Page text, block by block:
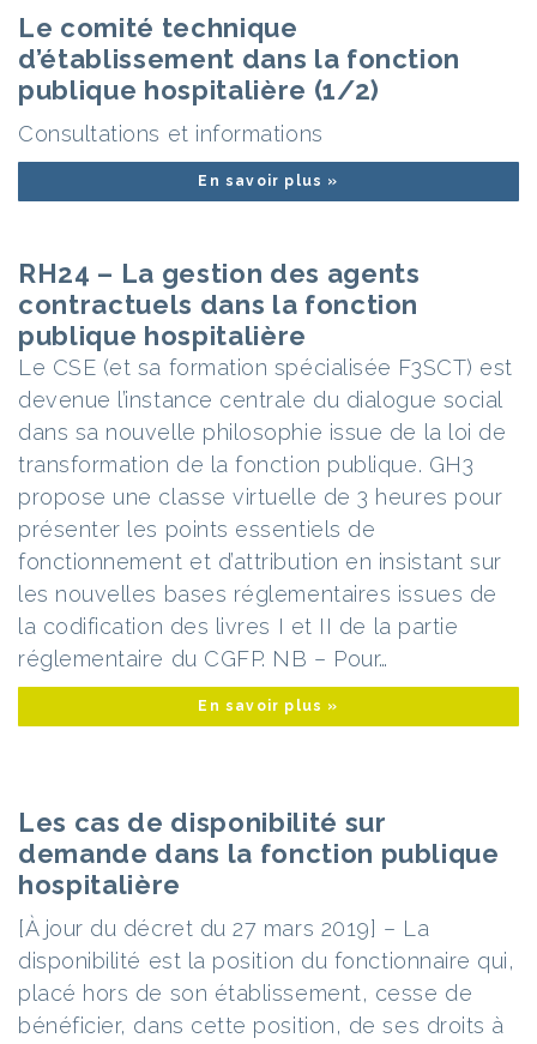
Le comité technique
d’établissement dans la fonction
publique hospitalière (1/2)
Consultations et informations
En savoir plus »
RH24 – La gestion des agents
contractuels dans la fonction
publique hospitalière
Le CSE (et sa formation spécialisée F3SCT) est
devenue l’instance centrale du dialogue social
dans sa nouvelle philosophie issue de la loi de
transformation de la fonction publique. GH3
propose une classe virtuelle de 3 heures pour
présenter les points essentiels de
fonctionnement et d’attribution en insistant sur
les nouvelles bases réglementaires issues de
la codification des livres I et II de la partie
réglementaire du CGFP. NB – Pour…
En savoir plus »
Les cas de disponibilité sur
demande dans la fonction publique
hospitalière
[À jour du décret du 27 mars 2019] – La
disponibilité est la position du fonctionnaire qui,
placé hors de son établissement, cesse de
bénéficier, dans cette position, de ses droits à